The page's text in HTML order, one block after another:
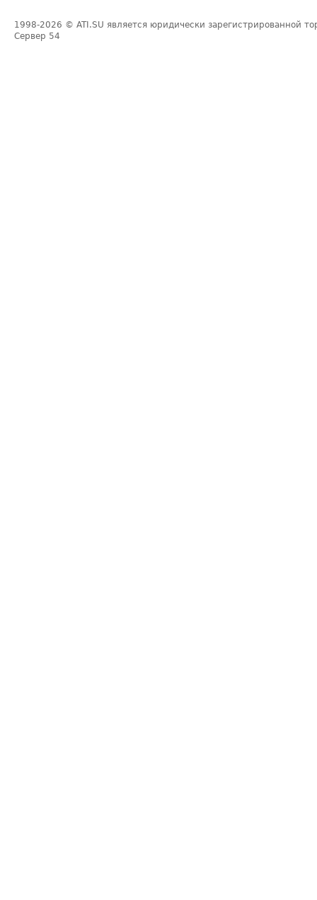
1998-2026 © ATI.SU является юридически зарегистрированной
Сервер 54